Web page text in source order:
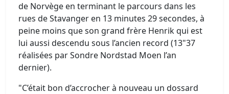
de Norvège en terminant le parcours dans les
rues de Stavanger en 13 minutes 29 secondes, à
peine moins que son grand frère Henrik qui est
lui aussi descendu sous l’ancien record (13"37
réalisées par Sondre Nordstad Moen l’an
dernier).
"C’était bon d’accrocher à nouveau un dossard